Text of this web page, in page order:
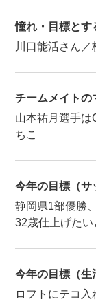
憧れ・目標とす
川口能活さん
チームメイトの
山本祐月選手は
ちこ
今年の目標（サ
静岡県1部優勝
32歳仕上げた
今年の目標（生
ロフトにテコ入